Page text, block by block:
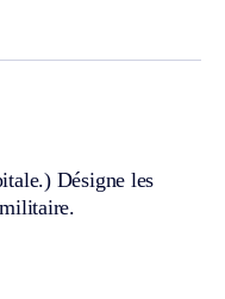
Désigne les